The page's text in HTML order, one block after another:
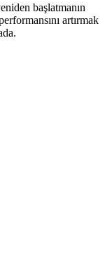
başlatmanın
artırmak